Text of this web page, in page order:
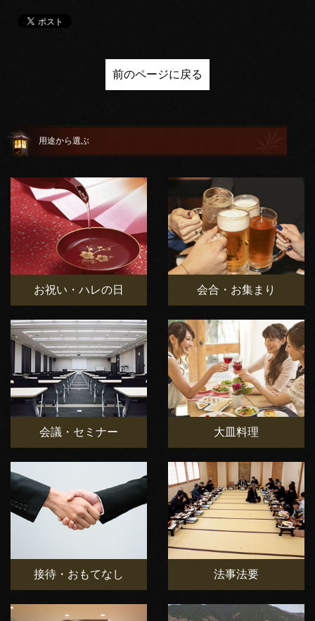
前のページに戻る
用途から選ぶ
お祝い・ハレの日 会合・お集まり
会議・セミナー 大皿料理
接待・おもてなし 法事法要